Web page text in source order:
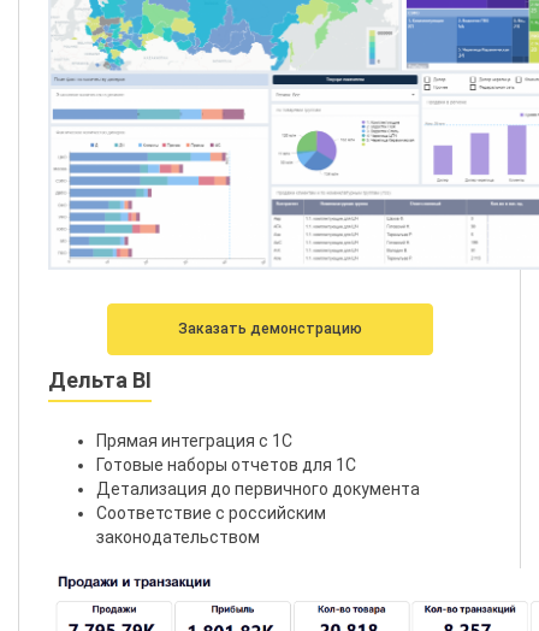
Заказать демонстрацию
Дельта BI
Прямая интеграция с 1С
Готовые наборы отчетов для 1С
Детализация до первичного документа
Соответствие с российским
законодательством